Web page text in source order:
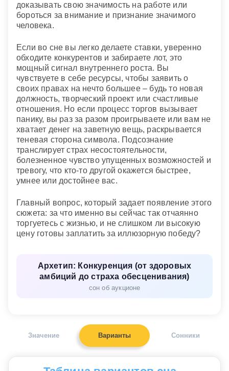
доказывать свою значимость на работе или
бороться за внимание и признание значимого
человека.
Если во сне вы легко делаете ставки, уверенно
обходите конкурентов и забираете лот, это
мощный сигнал внутреннего роста. Вы
чувствуете в себе ресурсы, чтобы заявить о
своих правах на нечто большее – будь то новая
должность, творческий проект или счастливые
отношения. Но если процесс торгов вызывает
панику, вы раз за разом проигрываете или вам не
хватает денег на заветную вещь, раскрывается
теневая сторона символа. Подсознание
транслирует страх несостоятельности,
болезненное чувство упущенных возможностей и
тревогу, что кто-то другой окажется быстрее,
умнее или достойнее вас.
Главный вопрос, который задает появление этого
сюжета: за что именно вы сейчас так отчаянно
торгуетесь с жизнью, и не слишком ли высокую
цену готовы заплатить за иллюзорную победу?
Архетип: Конкуренция (от здоровых
амбиций до страха обесценивания)
сон об аукционе
Значение Варианты Сонники